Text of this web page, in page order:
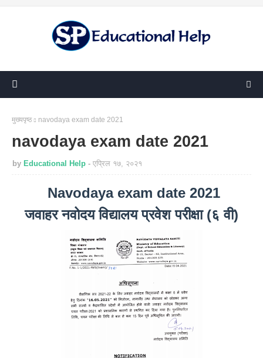
मुख्यपृष्ठ navodaya exam date 2021
navodaya exam date 2021
by Educational Help एप्रिल १७, २०२१
Navodaya exam date 2021
जवाहर नवोदय विद्यालय प्रवेश परीक्षा (६ वी)